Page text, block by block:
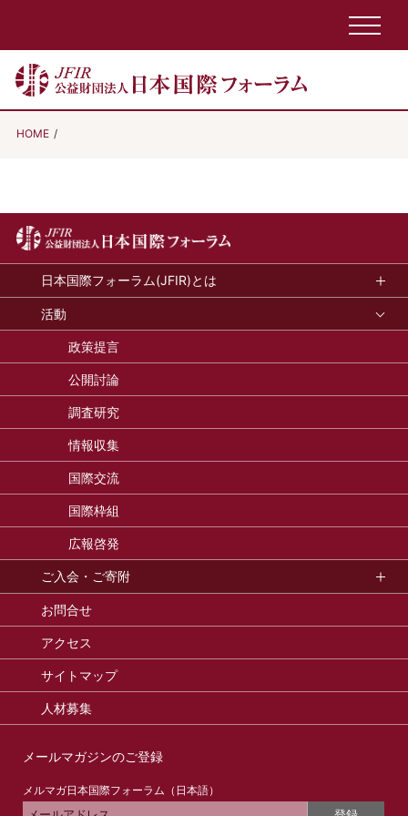
HOME
日本国際フォーラム(JFIR)とは
活動
政策提言
公開討論
調査研究
情報収集
国際交流
国際枠組
広報啓発
ご入会・ご寄附
お問合せ
アクセス
サイトマップ
人材募集
メールマガジンのご登録
メルマガ日本国際フォーラム（日本語）